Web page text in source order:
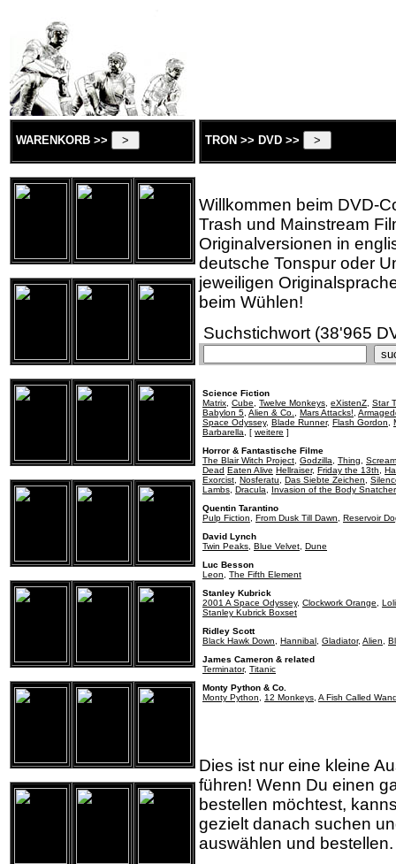
WARENKORB >> TRON >> DVD >>
Willkommen beim DVD-
Trash und Mainstream
Originalversionen in
deutsche Tonspur oder
jeweiligen
beim Wühlen!
Suchstichwort (38'965
Science Fiction
Matrix Cube Twelve Monkeys eXistenZ Star
Babylon 5 Alien & Co. Mars Attacks!
Space Odyssey, Blade Runner, Flash Gordon
Barbarella
[ weitere ]
Horror & Fantastische Filme
The Blair Witch Project Godzilla Thing
Scream
Dead Eaten Alive Hellraiser, Friday the 13th
Exorcist Nosferatu Das Siebte Zeichen
Lambs Dracula
Invasion of the Body
Quentin Tarantino
Pulp Fiction
From Dusk Till Dawn
Reservoir
David Lynch
Twin Peaks Blue Velvet Dune
Luc Besson
Leon
The Fifth Element
Stanley Kubrick
2001 A Space Odyssey, Clockwork Orange
Stanley Kubrick Boxset
Ridley Scott
Black Hawk Down
Hannibal Gladiator, Alien
James Cameron & related
Terminator, Titanic
Monty Python & Co.
Monty Python
12 Monkeys A Fish Called
Dies ist nur eine kleine
führen! Wenn Du einen
bestellen möchtest,
gezielt danach suchen
auswählen und bestellen.